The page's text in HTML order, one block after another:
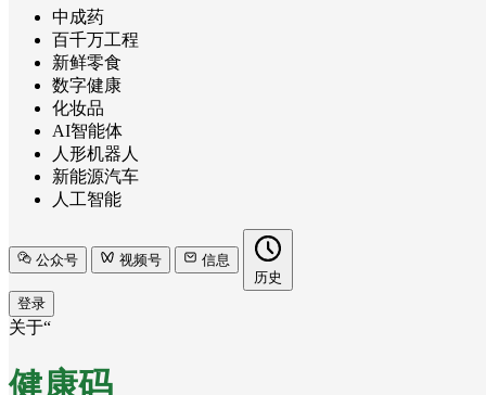
中成药
百千万工程
新鲜零食
数字健康
化妆品
AI智能体
人形机器人
新能源汽车
人工智能
公众号 视频号
信息
历史
登录
关于“
健康码